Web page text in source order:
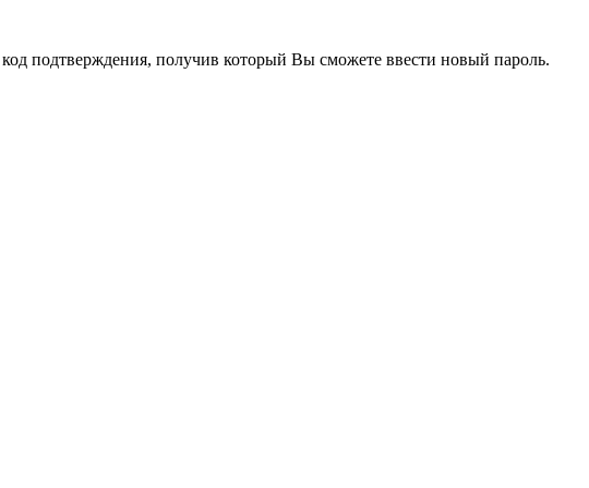
подтверждения, получив который Вы сможете ввести новый пароль.